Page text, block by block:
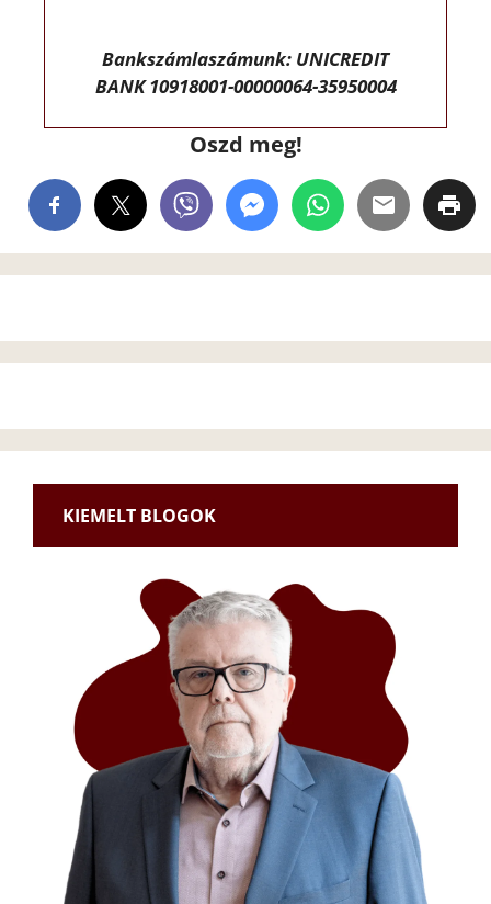
Bankszámlaszámunk: UNICREDIT
BANK 10918001-00000064-35950004
Oszd meg!
KIEMELT BLOGOK